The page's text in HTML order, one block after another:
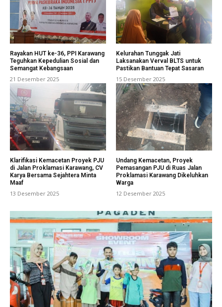
Rayakan HUT ke-36, PPI Karawang
Teguhkan Kepedulian Sosial dan
Semangat Kebangsaan
21 Desember 2025
Kelurahan Tunggak Jati
Laksanakan Verval BLTS untuk
Pastikan Bantuan Tepat Sasaran
15 Desember 2025
Klarifikasi Kemacetan Proyek PJU
di Jalan Proklamasi Karawang, CV
Karya Bersama Sejahtera Minta
Maaf
13 Desember 2025
Undang Kemacetan, Proyek
Pemasangan PJU di Ruas Jalan
Proklamasi Karawang Dikeluhkan
Warga
12 Desember 2025